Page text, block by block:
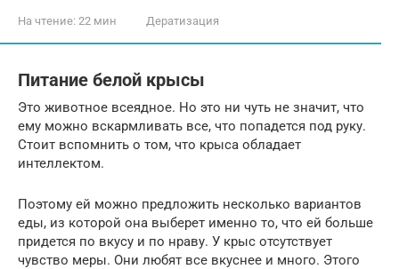
На чтение: 22 мин Дератизация
Питание белой крысы
Это животное всеядное. Но это ни чуть не значит, что
ему можно вскармливать все, что попадется под руку.
Стоит вспомнить о том, что крыса обладает
интеллектом.
Поэтому ей можно предложить несколько вариантов
еды, из которой она выберет именно то, что ей больше
придется по вкусу и по нраву. У крыс отсутствует
чувство меры. Они любят все вкуснее и много. Этого